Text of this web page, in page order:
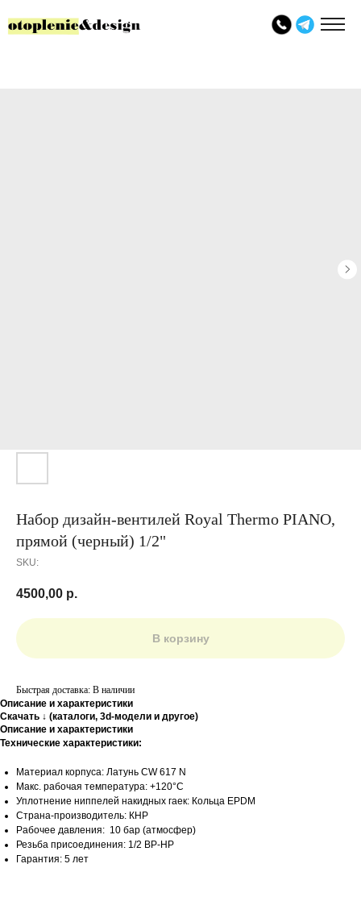
Набор дизайн-вентилей Royal Thermo PIANO,
прямой (черный) 1/2"
SKU:
4500,00 р.
В корзину
Быстрая доставка: В наличии
Описание и характеристики
Скачать ↓ (каталоги, 3d-модели и другое)
Описание и характеристики
Технические характеристики:
Материал корпуса: Латунь CW 617 N
Макс. рабочая температура: +120°C
Уплотнение ниппелей накидных гаек: Кольца EPDM
Страна-производитель: КНР
Рабочее давления: 10 бар (атмосфер)
Резьба присоединения: 1/2 ВР-НР
Гарантия: 5 лет